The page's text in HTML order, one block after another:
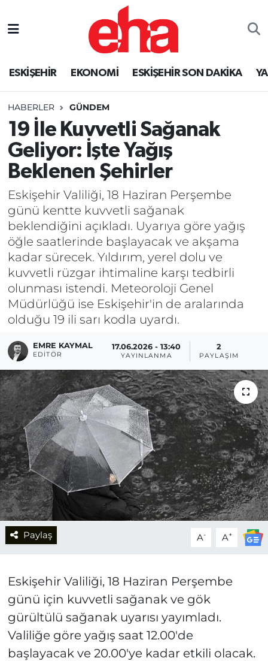
ESKİŞEHİR EKONOMİ ESKİŞEHİR SON DAKİKA
HABERLER GÜNDEM
19 İle Kuvvetli Sağanak
Geliyor: İşte Yağış
Beklenen Şehirler
Eskişehir Valiliği, 18 Haziran Perşembe
günü kentte kuvvetli sağanak
beklendiğini açıkladı. Uyarıya göre yağış
öğle saatlerinde başlayacak ve akşama
kadar sürecek. Yıldırım, yerel dolu ve
kuvvetli rüzgar ihtimaline karşı tedbirli
olunması istendi. Meteoroloji Genel
Müdürlüğü ise Eskişehir'in de aralarında
olduğu 19 ili sarı kodla uyardı.
EMRE KAYMAL
EDITÖR
17.06.2026 - 13:40
YAYINLANMA
2
PAYLAŞIM
Paylaş A- A+
Eskişehir Valiliği, 18 Haziran Perşembe
günü için kuvvetli sağanak ve gök
gürültülü sağanak uyarısı yayımladı.
Valiliğe göre yağış saat 12.00'de
başlayacak ve 20.00'ye kadar etkili olacak.